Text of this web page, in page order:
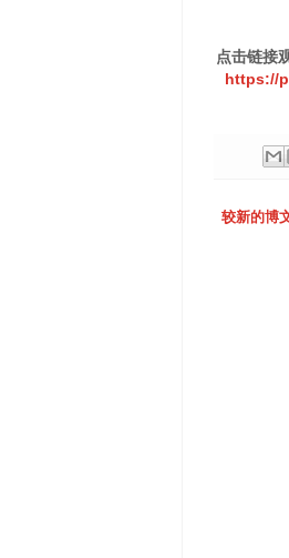
点击链接
https://
较新的博